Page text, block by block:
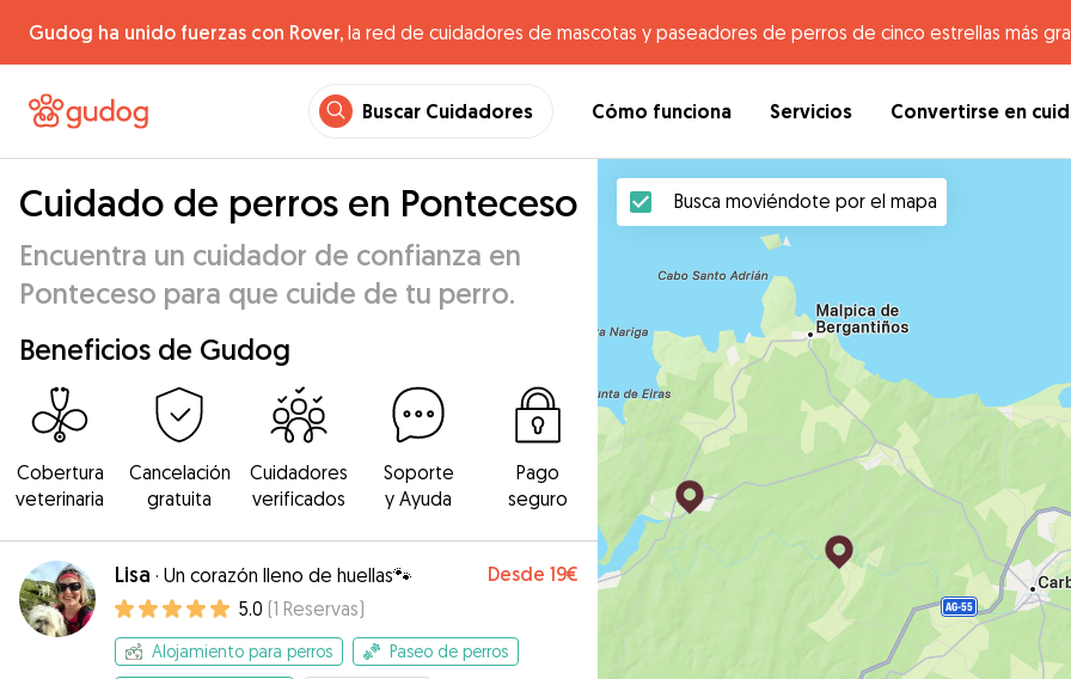
Gudog ha unido fuerzas con Rover, la red de cuidadores de mascotas y paseadores de perros de cinco estrellas más
Buscar Cuidadores Cómo funciona Servicios Convertirse en
Cuidado de perros en Ponteceso
Encuentra un cuidador de confianza en
Ponteceso para que cuide de tu perro.
Beneficios de Gudog
Cobertura
veterinaria
Cancelación
gratuita
Cuidadores
verificados
Soporte
y Ayuda
Pago
seguro
Lisa · Un corazón lleno de huellas🐾 Desde 19€
5.0 (1 Reservas)
Alojamiento para perros
Paseo de perros
Busca moviéndote por el mapa